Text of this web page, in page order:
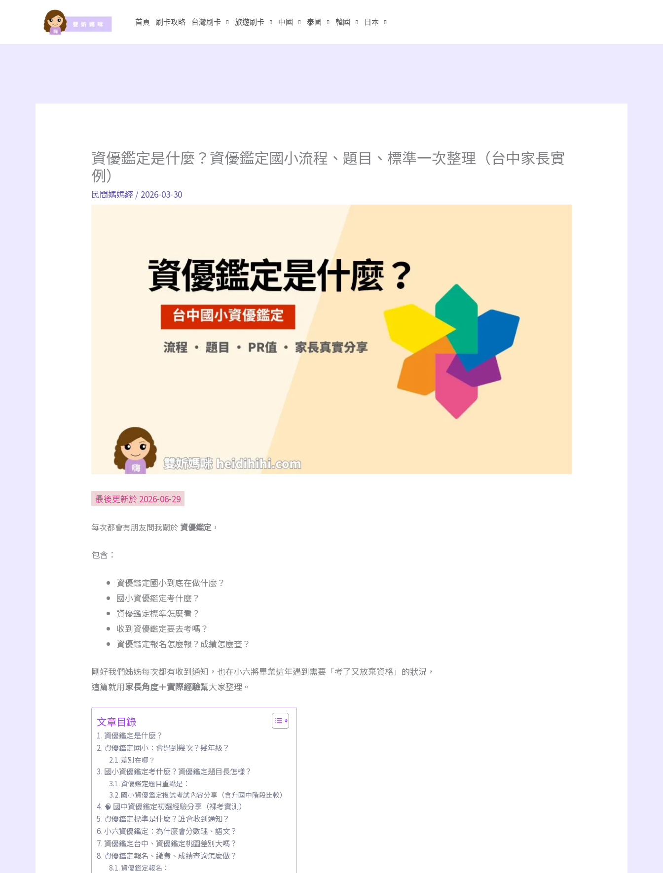
首頁 刷卡攻略 台灣刷卡 旅遊刷卡 中國 泰國 韓國 日本
資優鑑定是什麼？資優鑑定國小流程、題目、標準一次整理（台中家長實
例）
民間媽媽經 / 2026-03-30
最後更新於 2026-06-29
每次都會有朋友問我關於 資優鑑定 ，
包含：
資優鑑定國小到底在做什麼？
國小資優鑑定考什麼？
資優鑑定標準怎麼看？
收到資優鑑定要去考嗎？
資優鑑定報名怎麼報？成績怎麼查？
剛好我們姊姊每次都有收到通知，也在小六將畢業這年遇到需要「考了又放棄資格」的狀況，
這篇就用家長角度＋實際經驗幫大家整理。
文章目錄
資優鑑定是什麼？
資優鑑定國小：會遇到幾次？幾年級？
差別在哪？
國小資優鑑定考什麼？資優鑑定題目長怎樣？
資優鑑定題目重點是：
國小資優鑑定複試考試內容分享（含升國中階段比較）
🧠 國中資優鑑定初選經驗分享（裸考實測）
資優鑑定標準是什麼？誰會收到通知？
小六資優鑑定：為什麼會分數理、語文？
資優鑑定台中、資優鑑定桃園差別大嗎？
資優鑑定報名、繳費、成績查詢怎麼做？
資優鑑定報名：